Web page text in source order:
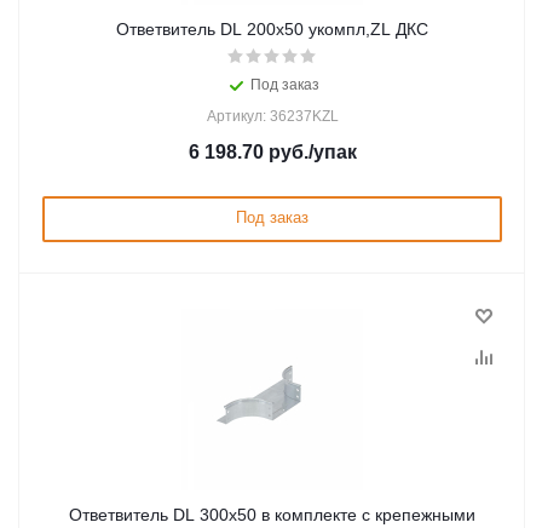
Ответвитель DL 200х50 укомпл,ZL ДКС
Под заказ
Артикул: 36237KZL
6 198.70руб./упак
Под заказ
Ответвитель DL 300х50 в комплекте с крепежными